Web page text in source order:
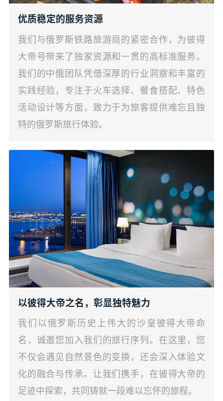
优质稳定的服务资源
我们与俄罗斯铁路旅游局的紧密合作，为彼得
大帝号带来了独家资源和一贯的高标准服务。
我们的中俄团队凭借深厚的行业洞察和丰富的
实践经验，专注于火车选择、餐食搭配、特色
活动设计等方面，致力于为旅客提供难忘且独
特的俄罗斯旅行体验。
以彼得大帝之名，彰显独特魅力
我们以俄罗斯历史上伟大的沙皇彼得大帝命
名，诚邀您加入我们的旅行序列。在这里，您
不仅会遇见自然景色的变换，还会深入体验文
化的融合与传承。让我们携手，在彼得大帝的
足迹中探索，共同铸就一段难以忘怀的旅程。